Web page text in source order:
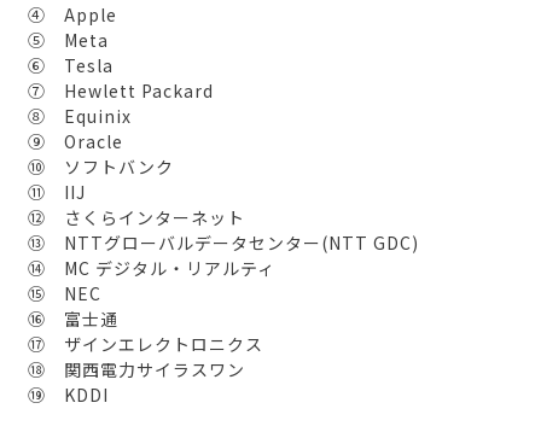
④ Apple
⑤ Meta
⑥ Tesla
⑦ Hewlett Packard
⑧ Equinix
⑨ Oracle
⑩ ソフトバンク
⑪ IIJ
⑫ さくらインターネット
⑬ NTTグローバルデータセンター(NTT GDC)
⑭ MC デジタル・リアルティ
⑮ NEC
⑯ 富士通
⑰ ザインエレクトロニクス
⑱ 関西電力サイラスワン
⑲ KDDI